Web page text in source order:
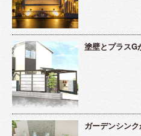
塗壁とプラスG
ガーデンシン